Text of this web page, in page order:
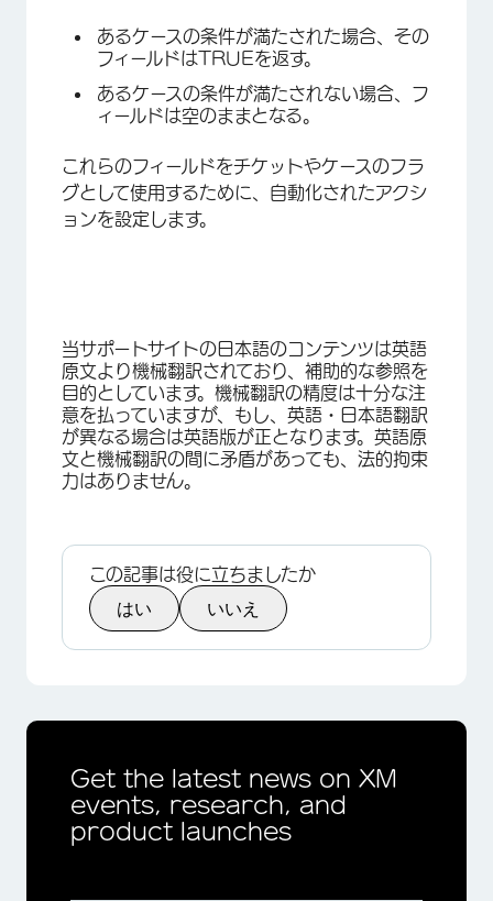
あるケースの条件が満たされた場合、その
フィールドはTRUEを返す。
あるケースの条件が満たされない場合、フ
ィールドは空のままとなる。
これらのフィールドをチケットやケースのフラ
グとして使用するために、自動化されたアクシ
ョンを設定します。
当サポートサイトの日本語のコンテンツは英語
原文より機械翻訳されており、補助的な参照を
目的としています。機械翻訳の精度は十分な注
意を払っていますが、もし、英語・日本語翻訳
が異なる場合は英語版が正となります。英語原
文と機械翻訳の間に矛盾があっても、法的拘束
力はありません。
この記事は役に立ちましたか
はい いいえ
Get the latest news on XM
events, research, and
product launches